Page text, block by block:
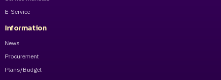
E-Service
Information
News
Procurement
Plans/Budget